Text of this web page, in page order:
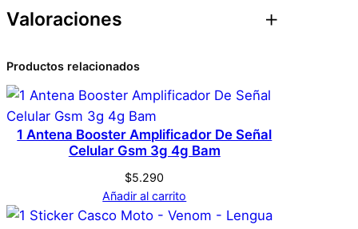
o
S
A
S
d
i
Dimensiones
Marca
Negro
Valoraciones
0 valoraciones en
Lector Tarjeta Llavero
– Micro Sd A Sd
No hay valoraciones aún. Solo los usuarios
registrados que hayan comprado este
producto pueden hacer una valoración.
Productos relacionados
1 Antena Booster Amplificador De Señal
Celular Gsm 3g 4g Bam
$5.290
Añadir al carrito